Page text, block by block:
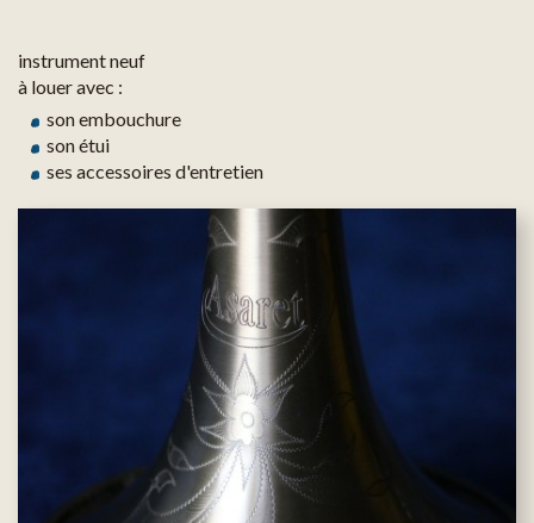
instrument neuf
à louer avec :
son embouchure
son étui
ses accessoires d'entretien